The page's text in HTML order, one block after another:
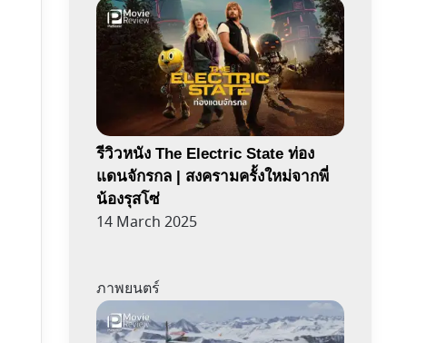
รีวิวหนัง The Electric State ท่อง
แดนจักรกล | สงครามครั้งใหม่จากพี่
น้องรุสโซ่
14 March 2025
ภาพยนตร์